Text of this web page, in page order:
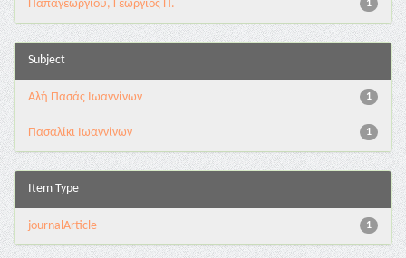
1
Παπαγεωργίου, Γεώργιος Π.
Subject
1
Αλή Πασάς Ιωαννίνων
1
Πασαλίκι Ιωαννίνων
Item Type
1
journalArticle